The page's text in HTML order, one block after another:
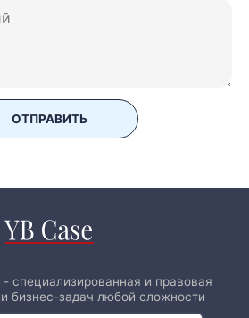
ОТПРАВИТЬ
- специализированная и правовая
бизнес-задач любой сложности